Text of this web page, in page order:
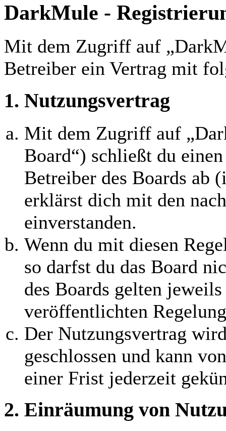
DarkMule -
Mit dem Zugriff auf
Betreiber ein Vertrag mit
1. Nutzungsvertrag
Mit dem Zugriff auf
Board“) schließt du
Betreiber des Boards ab
erklärst dich mit den
einverstanden.
Wenn du mit diesen
so darfst du das Board
des Boards gelten
veröffentlichten
Der Nutzungsvertrag
geschlossen und kann
einer Frist jederzeit
2. Einräumung von